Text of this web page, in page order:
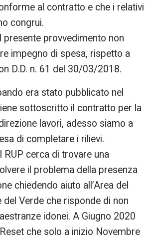
al contratto e che i relativi
congrui.
presente provvedimento non
impegno di spesa, rispetto a
D.D. n. 61 del 30/03/2018.
era stato pubblicato nel
sottoscritto il contratto per la
lavori, adesso siamo a
di completare i rilievi.
cerca di trovare una
il problema della presenza
chiedendo aiuto all’Area del
del Verde che risponde di non
idonei. A Giugno 2020
che solo a inizio Novembre